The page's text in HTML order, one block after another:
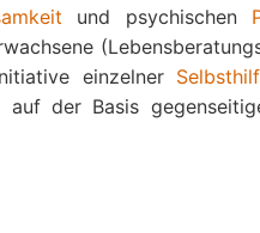
und psychischen
einzelner
der Basis